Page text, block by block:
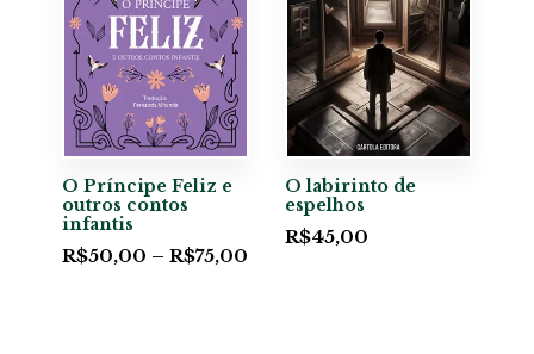
O Príncipe Feliz e
outros contos
infantis
R$50,00 – R$75,00
O labirinto de
espelhos
R$45,00